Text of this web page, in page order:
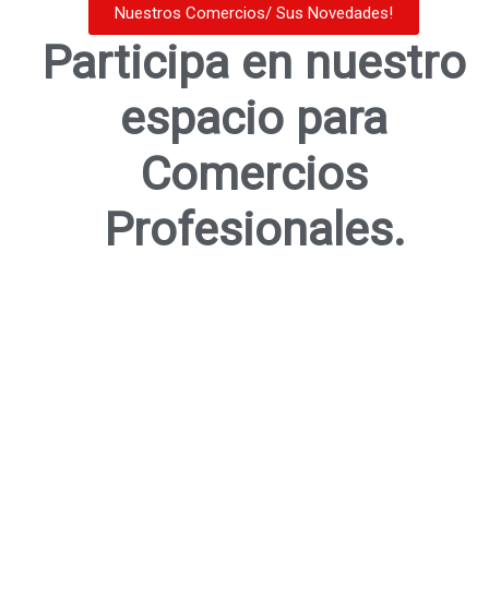
Nuestros Comercios/ Sus Novedades!
Participa en nuestro
espacio para
Comercios
Profesionales.